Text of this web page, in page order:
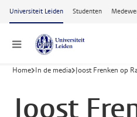
Ga naar hoofdinhoud
Universiteit Leiden Studenten
Menu
Home In de media Joost Frenken op
Joost